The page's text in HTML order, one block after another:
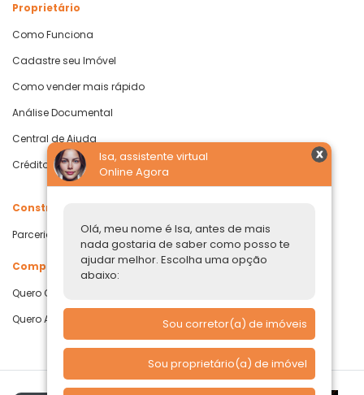
Isa, assistente virtual
Online Agora
Olá, meu nome é Isa, antes de mais
nada gostaria de saber como posso te
ajudar melhor. Escolha uma opção
abaixo:
Sou corretor(a) de imóveis
Sou proprietário(a) de imóvel
Proprietário
Como Funciona
Cadastre seu Imóvel
Como vender mais rápido
Análise Documental
Central de Ajuda
Crédito com Garantia de Imóvel
Construtoras
Parcerias Imobiliárias
Comprar ou alugar
Quero Comprar
Quero Alugar